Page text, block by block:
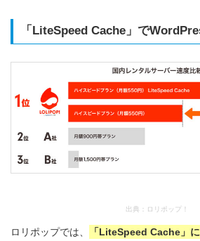
「LiteSpeed Cache」で
出典： ロリポップ！
ロリポップでは、
「LiteSpeed Cache」